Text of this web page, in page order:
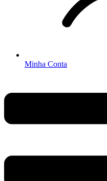
Minha Conta